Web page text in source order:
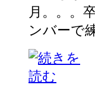
月。。。
ンバーで